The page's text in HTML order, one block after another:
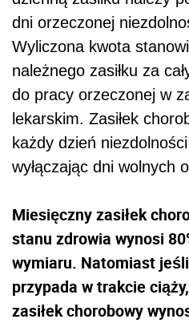
dni orzeczonej
Wyliczona kwota
należnego zasiłku za
do pracy orzeczonej w
lekarskim. Zasiłek
każdy dzień
wyłączając dni wolnych
Miesięczny zasiłek
stanu zdrowia wynosi
wymiaru. Natomiast
przypada w trakcie
zasiłek chorobowy